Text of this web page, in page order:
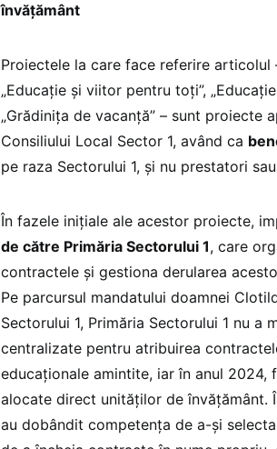
învățământ
Proiectele la care face referire articolul
„Educație și viitor pentru toți”,
„Grădinița de vacanță” – sunt proiecte
Consiliului Local Sector 1, având ca
pe raza Sectorului 1, și nu prestatori
În fazele inițiale ale acestor proiecte,
de către Primăria Sectorului 1, care
contractele și gestiona derularea
Pe parcursul mandatului doamnei
Sectorului 1, Primăria Sectorului 1 nu
centralizate pentru atribuirea
educaționale amintite, iar în anul
alocate direct unităților de învățământ.
au dobândit competența de a-și